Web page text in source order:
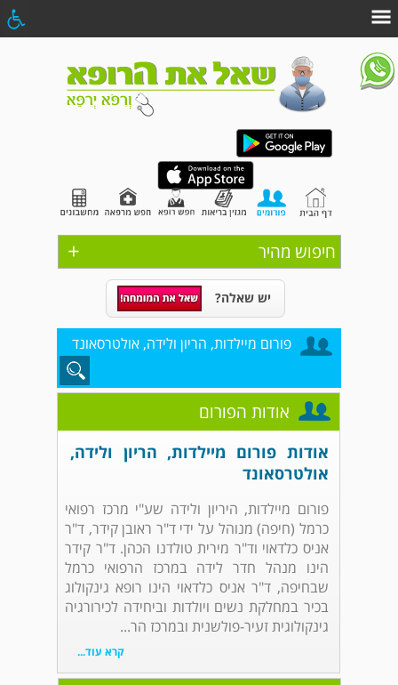
+ חיפוש מהיר
יש שאלה?
פורום מיילדות, הריון ולידה, אולטרסאונד
אודות הפורום
אודות פורום מיילדות, הריון ולידה,
אולטרסאונד
פורום מיילדות, היריון ולידה שע"י מרכז רפואי
כרמל (חיפה) מנוהל על ידי ד"ר ראובן קידר, ד"ר
אניס כלדאוי וד"ר מירית טולדנו הכהן. ד"ר קידר
הינו מנהל חדר לידה במרכז הרפואי כרמל
שבחיפה, ד"ר אניס כלדאוי הינו רופא גינקולוג
בכיר במחלקת נשים ויולדות וביחידה לכירורגיה
גינקולוגית זעיר-פולשנית ובמרכז הר...
קרא עוד...